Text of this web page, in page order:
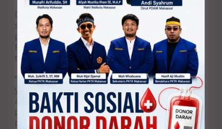
Dalam kesempatan ini, Sri Yanti Achmad mengajak
siswa kelas XII SMA/sederajat yang sedang mencari
perguruan tinggi untuk mempertimbangkan
Politeknik Agraria STPN sebagai pilihan pendidikan
tinggi.
“Kami berharap semakin banyak generasi muda
yang tertarik untuk berkontribusi dalam bidang
agraria, pertanahan, dan tata ruang melalui
pendidikan di Politeknik Agraria STPN,”
pungkasnya.